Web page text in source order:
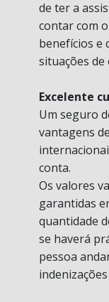
de ter a
contar com
benefícios e
situações de
Excelente
Um seguro
vantagens
conta.
Os valores
garantidas
quantidade
se haverá
pessoa